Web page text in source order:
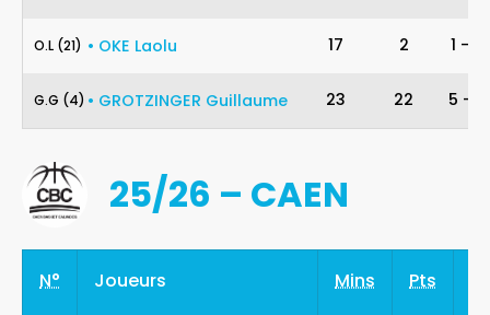
21 • OKE Laolu
O.L (21) 17 2 1 -
4 • GROTZINGER Guillaume
G.G (4) 23 22 5 -
25/26 – CAEN
N° Joueurs Mins Pts